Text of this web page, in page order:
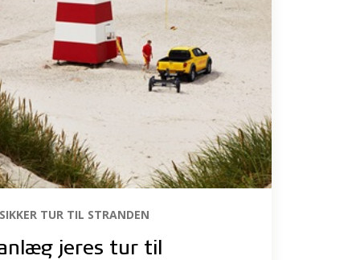
TUR TIL STRANDEN
jeres tur til